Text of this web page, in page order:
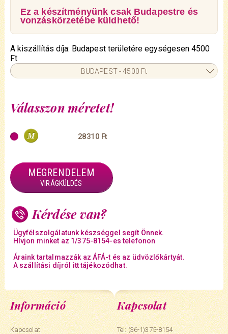
Ez a készítményünk csak Budapestre és
vonzáskörzetébe küldhető!
Válasszon méretet!
28310 Ft
MEGRENDELEM
VIRÁGKÜLDÉS
A kiszállítás díja: Budapest területére egységesen 4500
Ft
BUDAPEST - 4500 Ft
Kérdése van?
Ügyfélszolgálatunk készséggel segít Önnek.
Hívjon minket az 1/375-8154-es telefonon
Áraink tartalmazzák az ÁFÁ-t és az üdvözlőkártyát.
A szállítási díjról itt tájékozódhat.
Információ
Kapcsolat
Kapcsolat
Tel: (36-1)375-8154